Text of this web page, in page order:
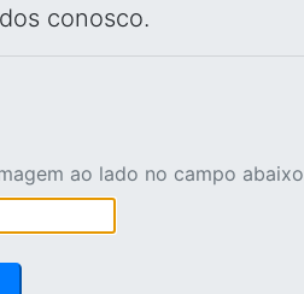
conosco.
ao lado no campo abaixo